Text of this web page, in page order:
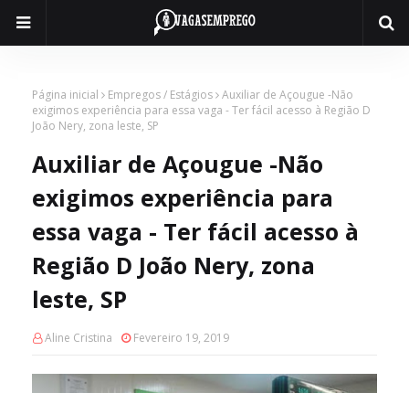
Página inicial Empregos / Estágios Auxiliar de Açougue -Não
exigimos experiência para essa vaga - Ter fácil acesso à Região D
João Nery, zona leste, SP
Auxiliar de Açougue -Não
exigimos experiência para
essa vaga - Ter fácil acesso à
Região D João Nery, zona
leste, SP
Aline Cristina Fevereiro 19, 2019